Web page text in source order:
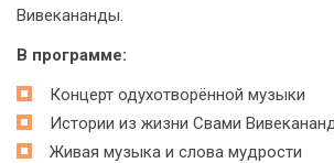
Вивекананды.
В программе:
Концерт одухотворённой музыки
Истории из жизни Свами
Живая музыка и слова мудрости